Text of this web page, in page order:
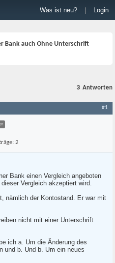
Was ist neu? Login
Bank auch Ohne Unterschrift
3 Antworten
#1
2
Bank einen Vergleich angeboten
Vergleich akzeptiert wird.
nämlich der Kontostand. Er war mit
nicht mit einer Unterschrift
ich a. Um die Änderung des
und b. Und b. Um ein neues